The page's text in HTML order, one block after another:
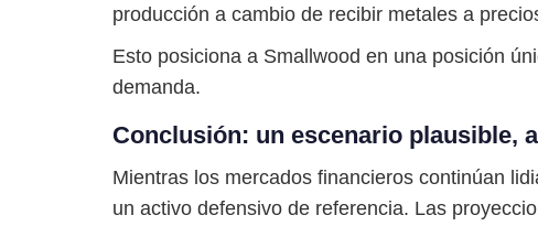
producción a cambio de recibir metales a
Esto posiciona a Smallwood en una posición
demanda.
Conclusión: un escenario plausible,
Mientras los mercados financieros continúan
un activo defensivo de referencia. Las